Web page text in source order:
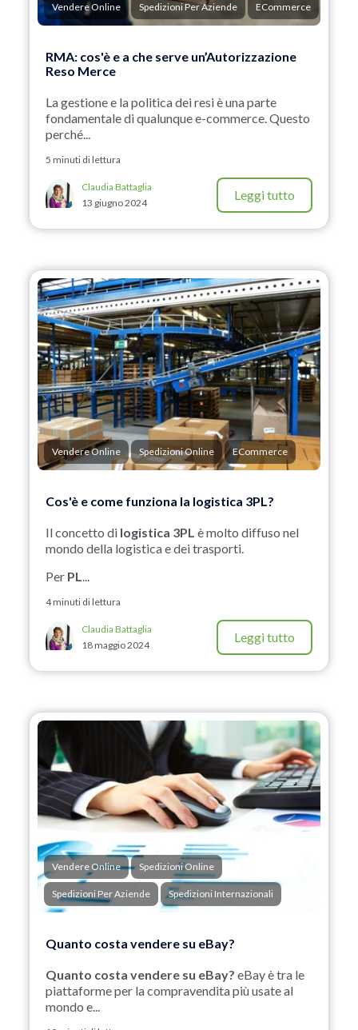
Vendere Online Spedizioni Per Aziende ECommerce
RMA: cos'è e a che serve un’Autorizzazione
Reso Merce
La gestione e la politica dei resi è una parte
fondamentale di qualunque e-commerce. Questo
perché...
5 minuti di lettura
Claudia Battaglia
13 giugno 2024
Leggi tutto
Vendere Online Spedizioni Online ECommerce
Cos'è e come funziona la logistica 3PL?
Il concetto di logistica 3PL è molto diffuso nel
mondo della logistica e dei trasporti.
Per PL...
4 minuti di lettura
Claudia Battaglia
18 maggio 2024
Leggi tutto
Vendere Online Spedizioni Online
Spedizioni Per Aziende Spedizioni Internazionali
Quanto costa vendere su eBay?
Quanto costa vendere su eBay? eBay è tra le
piattaforme per la compravendita più usate al
mondo e...